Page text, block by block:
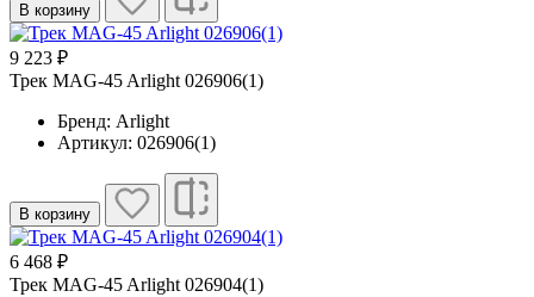
В корзину
9 223 ₽
Трек MAG-45 Arlight 026906(1)
Бренд: Arlight
Артикул: 026906(1)
В корзину
6 468 ₽
Трек MAG-45 Arlight 026904(1)